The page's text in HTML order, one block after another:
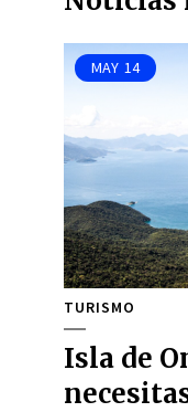
MAY 14
TURISMO
Isla de